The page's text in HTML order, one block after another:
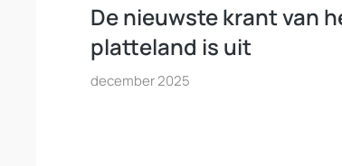
De nieuwste krant van
platteland is uit
december 2025